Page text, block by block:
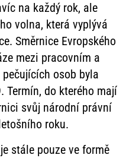
na každý rok, ale
volna, která vyplývá
Směrnice Evropského
mezi pracovním a
osob byla
Termín, do kterého mají
svůj národní právní
roku.
stále pouze ve formě